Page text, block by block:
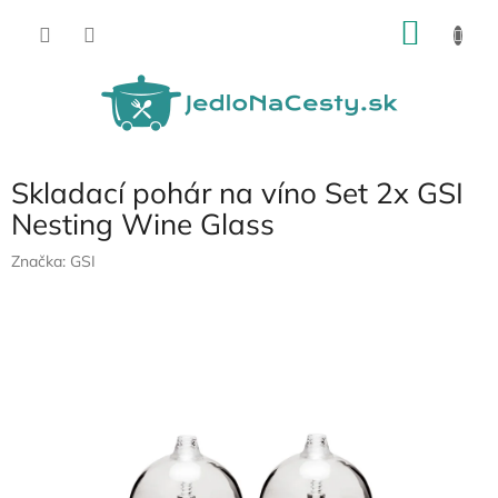
Skladací pohár na víno Set 2x GSI
Nesting Wine Glass
Značka: GSI